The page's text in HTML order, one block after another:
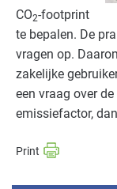
CO2-footprint
te bepalen. De
vragen op.
zakelijke
een vraag over
emissiefactor,